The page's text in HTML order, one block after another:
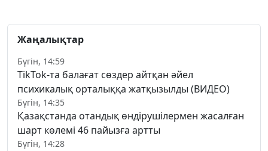
Жаңалықтар
Бүгін, 14:59
TikTok-та балағат сөздер айтқан әйел
психикалық орталыққа жатқызылды (ВИДЕО)
Бүгін, 14:35
Қазақстанда отандық өндірушілермен жасалған
шарт көлемі 46 пайызға артты
Бүгін, 14:28